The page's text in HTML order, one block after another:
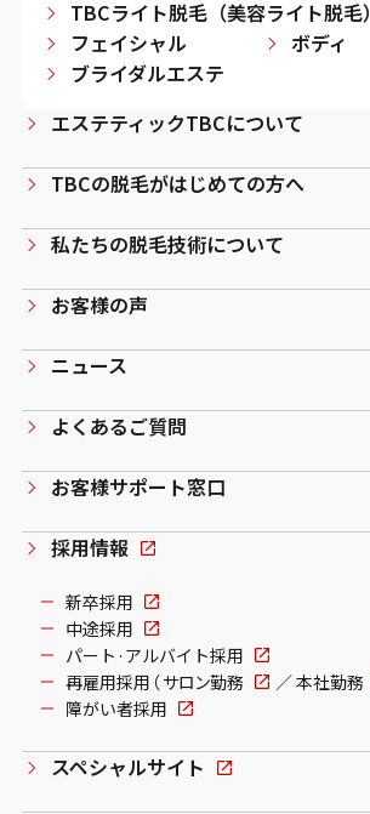
TBCライト脱毛（美容ライト脱毛）
フェイシャル
ボディ
ブライダルエステ
エステティックTBCについて
TBCの脱毛がはじめての方へ
私たちの脱毛技術について
お客様の声
ニュース
よくあるご質問
お客様サポート窓口
採用情報
新卒採用
中途採用
パート·アルバイト採用
再雇用採用（ サロン勤務 ／本社勤務
障がい者採用
スペシャルサイト